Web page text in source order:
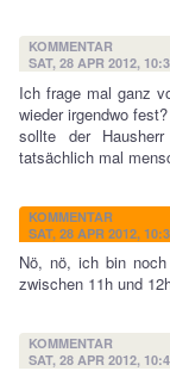
KOMMENTAR
SAT, 28 APR 2012,
Ich frage mal ganz
wieder irgendwo
sollte der Hausherr
tatsächlich mal
KOMMENTAR
SAT, 28 APR 2012,
Nö, nö, ich bin
zwischen 11h und
KOMMENTAR
SAT, 28 APR 2012,